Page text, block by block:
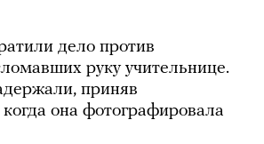
дело против
руку учительнице.
приняв
когда она фотографировала